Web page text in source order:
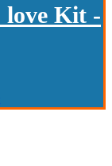
love Kit -